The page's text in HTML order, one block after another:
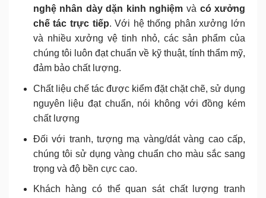
nghệ nhân dày dặn kinh nghiệm và có xưởng
chế tác trực tiếp. Với hệ thống phân xưởng lớn
và nhiều xưởng vệ tinh nhỏ, các sản phẩm của
chúng tôi luôn đạt chuẩn về kỹ thuật, tính thẩm mỹ,
đảm bảo chất lượng.
Chất liệu chế tác được kiểm đặt chặt chẽ, sử dụng
nguyên liệu đạt chuẩn, nói không với đồng kém
chất lượng
Đối với tranh, tượng mạ vàng/dát vàng cao cấp,
chúng tôi sử dụng vàng chuẩn cho màu sắc sang
trọng và độ bền cực cao.
Khách hàng có thể quan sát chất lượng tranh